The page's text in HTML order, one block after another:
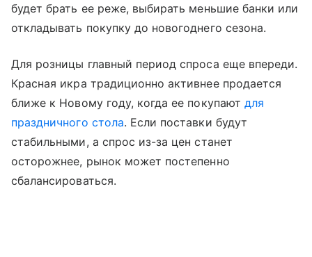
будет брать ее реже, выбирать меньшие банки или
откладывать покупку до новогоднего сезона.
Для розницы главный период спроса еще впереди.
Красная икра традиционно активнее продается
ближе к Новому году, когда ее покупают для
праздничного стола. Если поставки будут
стабильными, а спрос из-за цен станет
осторожнее, рынок может постепенно
сбалансироваться.